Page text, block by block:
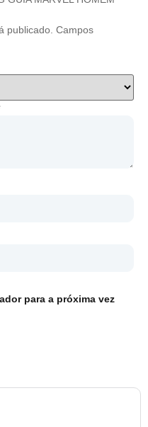
publicado. Campos
para a próxima vez